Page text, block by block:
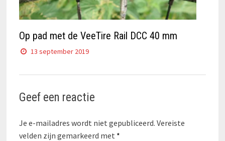
Op pad met de VeeTire Rail DCC 40 mm
13 september 2019
Geef een reactie
Je e-mailadres wordt niet gepubliceerd. Vereiste
velden zijn gemarkeerd met *